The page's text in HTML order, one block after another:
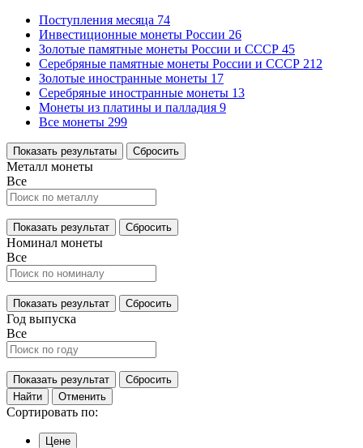
Поступления месяца 74
Инвестиционные монеты России 26
Золотые памятные монеты России и СССР 45
Серебряные памятные монеты России и СССР 212
Золотые иностранные монеты 17
Серебряные иностранные монеты 13
Монеты из платины и палладия 9
Все монеты 299
Показать результаты Сбросить
Металл монеты
Все
Показать результат Сбросить
Номинал монеты
Все
Показать результат Сбросить
Год выпуска
Все
Показать результат
Сбросить
Найти
Отменить
Сортировать по:
Цене